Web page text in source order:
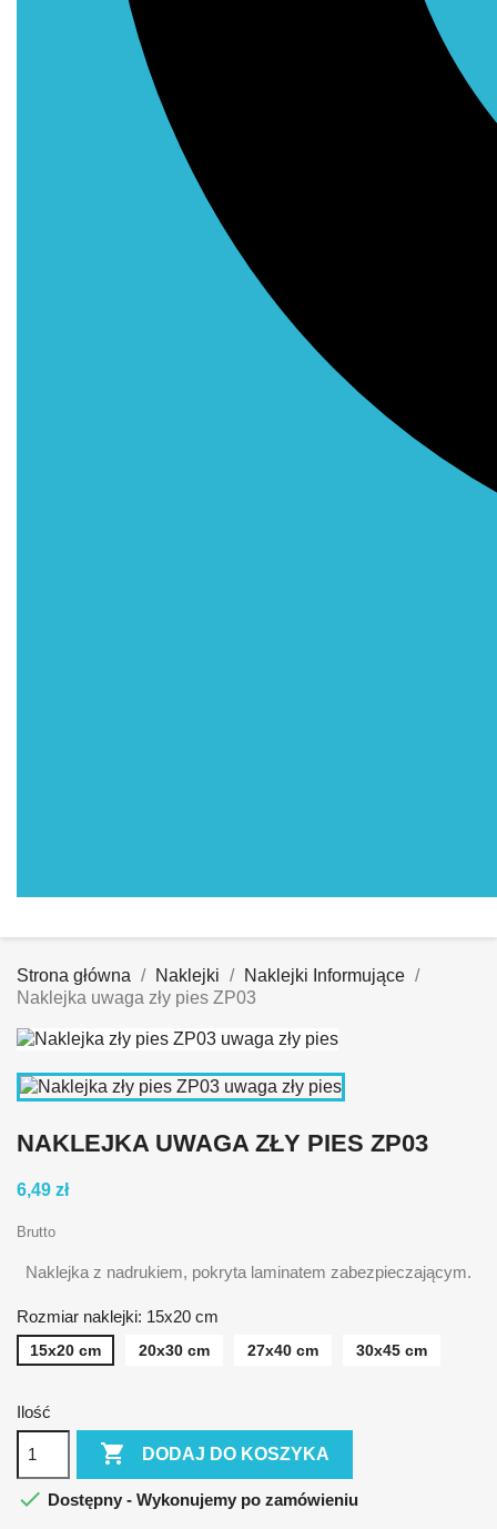
Strona główna Naklejki
Naklejki Informujące
Naklejka uwaga zły pies ZP03
NAKLEJKA UWAGA ZŁY PIES ZP03
6,49 zł
Brutto
Naklejka z nadrukiem, pokryta laminatem zabezpieczającym.
Rozmiar naklejki: 15x20 cm
15x20 cm 20x30 cm 27x40 cm 30x45 cm
Ilość
 DODAJ DO KOSZYKA
 Dostępny - Wykonujemy po zamówieniu